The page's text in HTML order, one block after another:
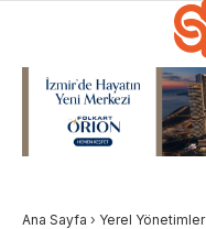
Ana Sayfa › Yerel Yönetimler